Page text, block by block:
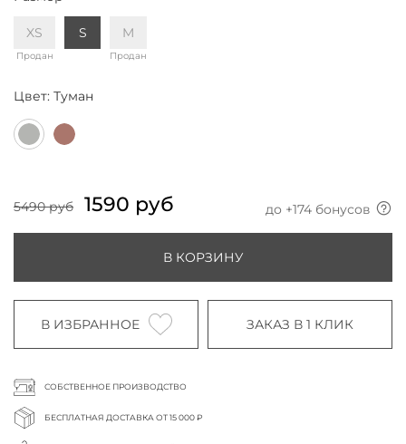
XS
Продан
S M
Продан
Цвет: Туман
5490 руб 1590 руб до +174 бонусов
В КОРЗИНУ
В ИЗБРАННОЕ ЗАКАЗ В 1 КЛИК
СОБСТВЕННОЕ ПРОИЗВОДСТВО
БЕСПЛАТНАЯ ДОСТАВКА ОТ 15 000 ₽